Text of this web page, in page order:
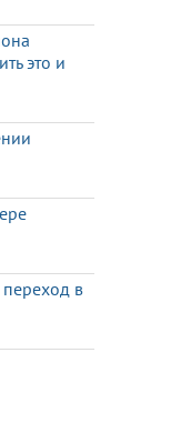
это и
переход в